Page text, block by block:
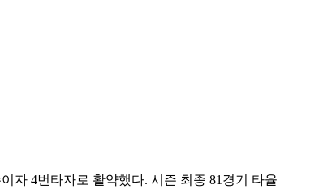
자 4번타자로 활약했다. 시즌 최종 81경기 타율